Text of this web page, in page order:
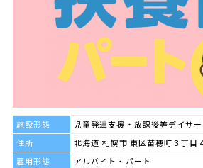
施設形態
児童発達支援・放課後等デイサ
住所
北海道 札幌市 東区苗穂町３丁目
雇用形態
アルバイト・パート